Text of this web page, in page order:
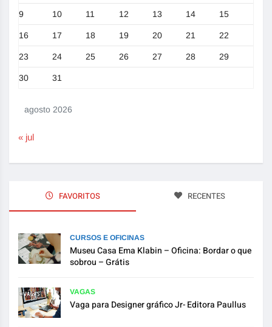
agosto 2026
9 10 11 12 13 14 15
16 17 18 19 20 21 22
23 24 25 26 27 28 29
30 31
« jul
FAVORITOS RECENTES
CURSOS E OFICINAS
Museu Casa Ema Klabin – Oficina: Bordar o que
sobrou – Grátis
VAGAS
Vaga para Designer gráfico Jr- Editora Paullus